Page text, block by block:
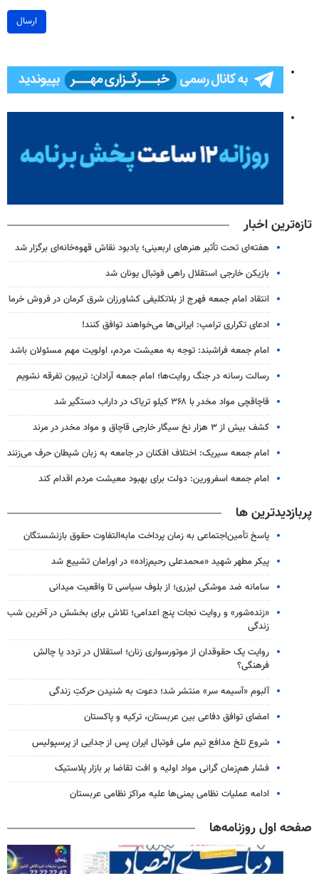
ارسال
تازه‌ترین اخبار
هفته‌ای تحت تأثیر هنرهای اربعینی؛ یادبود نقاش قهوه‌خانه‌ای برگزار شد
بازیکن خارجی استقلال راهی فوتبال یونان شد
انتقاد امام جمعه فهرج از بلاتکلیفی کشاورزان شرق کرمان در فروش خرما
ادعای تکراری ترامپ: ایرانی‌ها می‌خواهند توافق کنند!
امام جمعه فراشبند: توجه به معیشت مردم، اولویت مهم مسئولان باشد
رسالت رسانه در جنگ روایت‌ها؛ امام جمعه آرادان: تریبون تفرقه نشویم
قاچاقچی مواد مخدر با ۳۶۸ کیلو تریاک در داراب دستگیر شد
کشف بیش از ۳ هزار نخ سیگار خارجی قاچاق و مواد مخدر در مرند
امام جمعه سیریک: اختلاف افکنان در جامعه به زبان شیطان حرف می‌زنند
امام جمعه اسفرورین: دولت برای بهبود معیشت مردم اقدام کند
پربازدیدترین ها
پاسخ تأمین‌اجتماعی به زمان پرداخت مابه‌التفاوت حقوق بازنشستگان
پیکر مطهر شهید «محمدعلی رحیم‌زاده» در اورامان تشییع شد
سامانه ضد موشکی لیزری؛ از بلوف سیاسی تا واقعیت میدانی
«زنده‌شور» و روایت نجات پنج اعدامی؛ تلاش برای بخشش در آخرین شب
زندگی
روایت یک حقوقدان از موتورسواری زنان؛ استقلال در تردد یا چالش
فرهنگی؟
آلبوم «آسیمه سر» منتشر شد؛ دعوت به شنیدن حرکتِ زندگی
امضای توافق دفاعی بین عربستان، ترکیه و پاکستان
شروع تلخ مدافع تیم ملی فوتبال ایران پس از جدایی از پرسپولیس
فشار هم‌زمان گرانی مواد اولیه و افت تقاضا بر بازار پلاستیک
ادامه عملیات نظامی یمنی‌ها علیه مراکز نظامی عربستان
صفحه اول روزنامه‌ها